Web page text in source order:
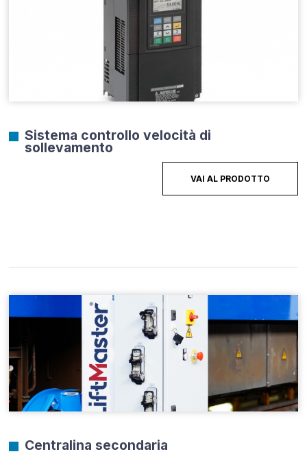
Sistema controllo velocità di
sollevamento
VAI AL PRODOTTO
Centralina secondaria